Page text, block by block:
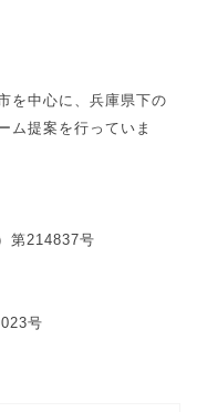
を中心に、兵庫県下の
ム提案を行っていま
第214837号
号